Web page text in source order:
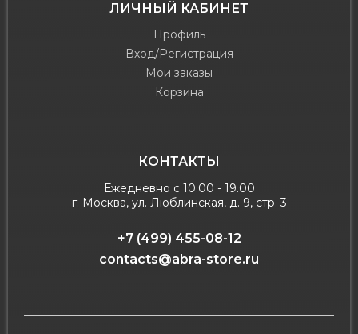
ЛИЧНЫЙ КАБИНЕТ
Профиль
Вход/Регистрация
Мои заказы
Корзина
КОНТАКТЫ
Ежедневно с 10.00 - 19.00
г. Москва, ул. Люблинская, д. 9, стр. 3
+7 (499) 455-08-12
contacts@abra-store.ru